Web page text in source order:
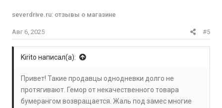
severdrive.ru: отзывы о магазине
Авг 6, 2025 #5
Kirito написал(а):
Привет! Такие продавцы однодневки долго не
протягивают. Гемор от некачественного товара
бумерангом возвращается. Жаль под замес многие